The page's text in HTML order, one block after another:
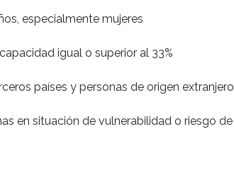
especialmente mujeres
igual o superior al 33%
países y personas de origen extranjero
en situación de vulnerabilidad o riesgo